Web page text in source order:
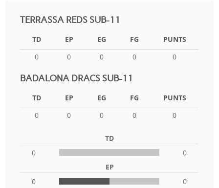
TERRASSA REDS SUB-11
TD EP EG FG
PUNTS
0
0 0 0 0
BADALONA DRACS SUB-11
TD EP EG FG
PUNTS
0
0 0 0 0
TD
0
0
EP
0
0